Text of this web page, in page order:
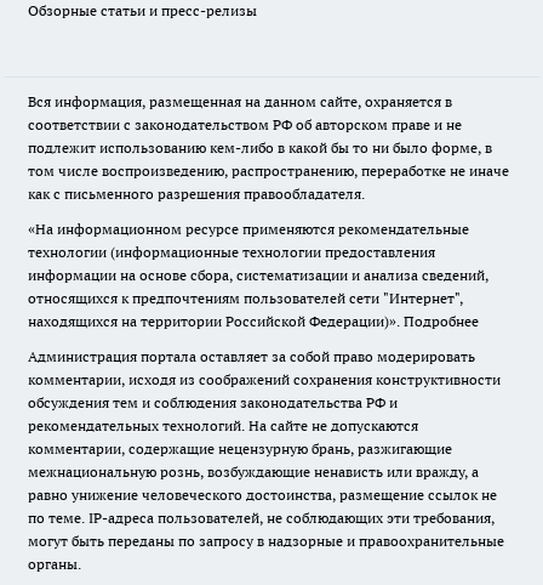
Обзорные статьи и пресс-релизы
Вся информация, размещенная на данном сайте, охраняется в
соответствии с законодательством РФ об авторском праве и не
подлежит использованию кем-либо в какой бы то ни было форме, в
том числе воспроизведению, распространению, переработке не иначе
как с письменного разрешения правообладателя.
«На информационном ресурсе применяются рекомендательные
технологии (информационные технологии предоставления
информации на основе сбора, систематизации и анализа сведений,
относящихся к предпочтениям пользователей сети "Интернет",
находящихся на территории Российской Федерации)». Подробнее
Администрация портала оставляет за собой право модерировать
комментарии, исходя из соображений сохранения конструктивности
обсуждения тем и соблюдения законодательства РФ и
рекомендательных технологий. На сайте не допускаются
комментарии, содержащие нецензурную брань, разжигающие
межнациональную рознь, возбуждающие ненависть или вражду, а
равно унижение человеческого достоинства, размещение ссылок не
по теме. IP-адреса пользователей, не соблюдающих эти требования,
могут быть переданы по запросу в надзорные и правоохранительные
органы.